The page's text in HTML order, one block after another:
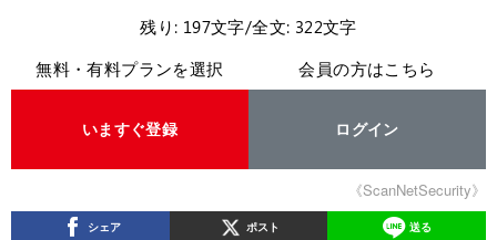
残り: 197文字/全文: 322文字
無料・有料プランを選択
いますぐ登録
会員の方はこちら
ログイン
《ScanNetSecurity》
シェア ポスト 送る